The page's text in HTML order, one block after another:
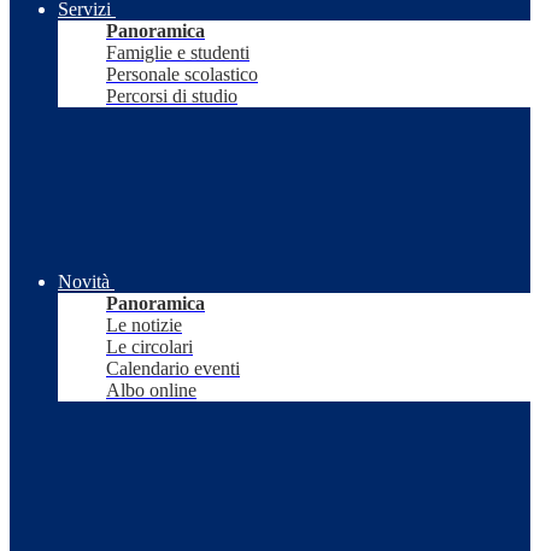
Servizi
Panoramica
Famiglie e studenti
Personale scolastico
Percorsi di studio
Novità
Panoramica
Le notizie
Le circolari
Calendario eventi
Albo online